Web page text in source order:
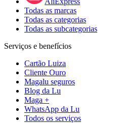
Todas as marcas
Todas as categorias
Todas as subcategorias
Serviços e benefícios
Cartão Luiza
Cliente Ouro
Magalu seguros
Blog da Lu
Maga +
WhatsApp da Lu
Todos os serviços